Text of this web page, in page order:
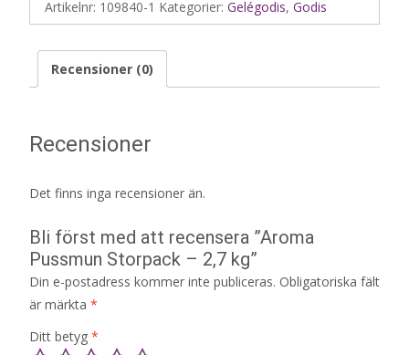
Artikelnr: 109840-1 Kategorier: Gelégodis, Godis
Recensioner (0)
Recensioner
Det finns inga recensioner än.
Bli först med att recensera ”Aroma
Pussmun Storpack – 2,7 kg”
Din e-postadress kommer inte publiceras. Obligatoriska fält
är märkta *
Ditt betyg *